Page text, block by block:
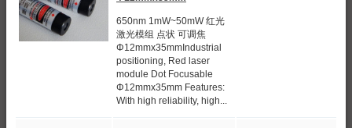
650nm 1mW~50mW 红光
激光模组 点状 可调焦
Φ12mmx35mmIndustrial
positioning, Red laser
module Dot Focusable
Φ12mmx35mm Features:
With high reliability, high...